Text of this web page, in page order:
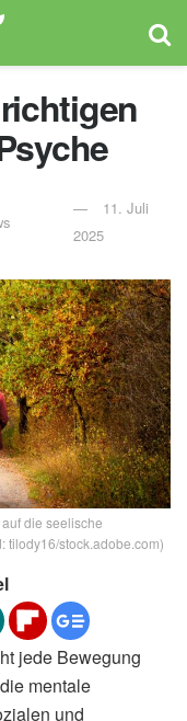
11. Juli
2025
die seelische
tilody16/stock.adobe.com)
jede Bewegung
mentale
und